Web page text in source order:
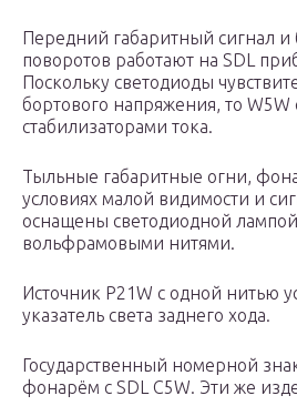
Передний габаритный сигнал и
поворотов работают на SDL
Поскольку светодиоды
бортового напряжения, то
стабилизаторами тока.
Тыльные габаритные огни,
условиях малой видимости и
оснащены светодиодной
вольфрамовыми нитями.
Источник P21W с одной нитью
указатель света заднего хода.
Государственный номерной
фонарём с SDL C5W. Эти же